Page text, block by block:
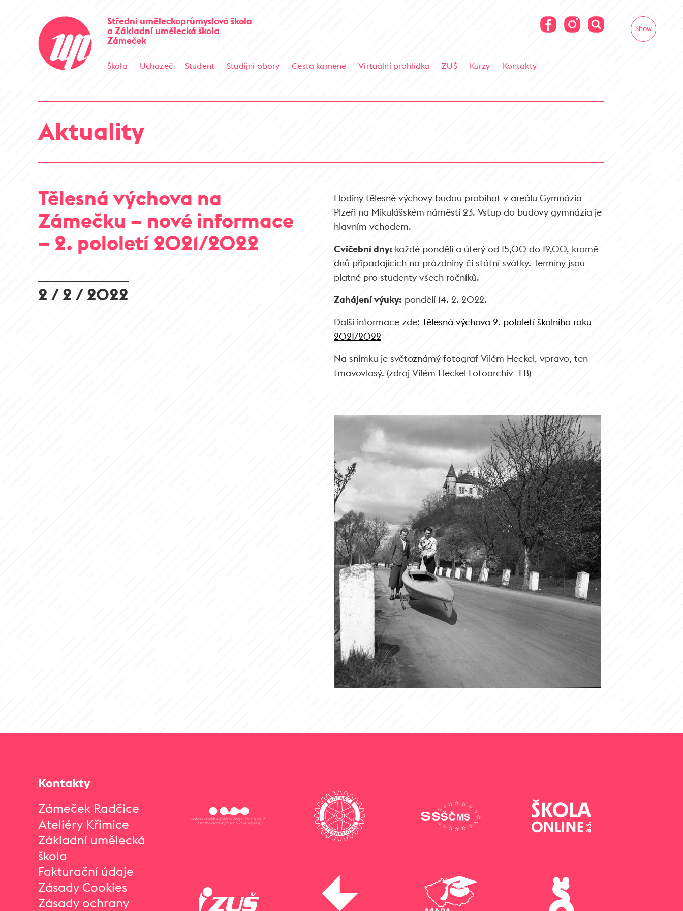
Střední uměleckoprůmyslová škola
a Základní umělecká škola
Zámeček
Škola Uchazeč Student Studijní obory Cesta kamene Virtuální prohlídka ZUŠ Kurzy Kontakty
Aktuality
Tělesná výchova na
Zámečku – nové informace
– 2. pololetí 2021/2022
2 / 2 / 2022
Hodiny tělesné výchovy budou probíhat v areálu Gymnázia
Plzeň na Mikulášském náměstí 23. Vstup do budovy gymnázia je
hlavním vchodem.
Cvičební dny: každé pondělí a úterý od 15,00 do 19,00, kromě
dnů připadajících na prázdniny či státní svátky. Termíny jsou
platné pro studenty všech ročníků.
Zahájení výuky: pondělí 14. 2. 2022.
Další informace zde: Tělesná výchova 2. pololetí školního roku
2021/2022
Na snímku je světoznámý fotograf Vilém Heckel, vpravo, ten
tmavovlasý. (zdroj Vilém Heckel Fotoarchiv- FB)
Kontakty
Zámeček Radčice
Ateliéry Křimice
Základní umělecká
škola
Fakturační údaje
Zásady Cookies
Zásady ochrany
Show